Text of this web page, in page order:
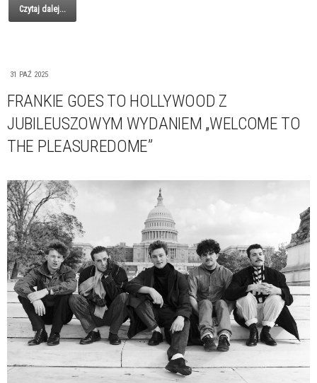
Czytaj dalej...
31 PAŹ 2025
FRANKIE GOES TO HOLLYWOOD Z
JUBILEUSZOWYM WYDANIEM „WELCOME TO
THE PLEASUREDOME”